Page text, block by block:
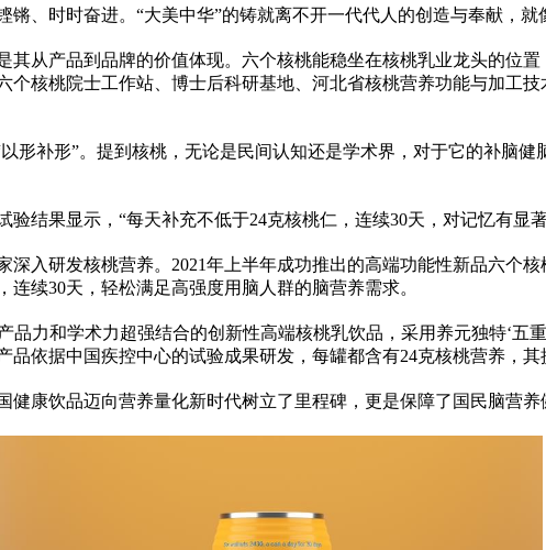
、时时奋进。“大美中华”的铸就离不开一代代人的创造与奉献，就
从产品到品牌的价值体现。六个核桃能稳坐在核桃乳业龙头的位
核桃院士工作站、博士后科研基地、河北省核桃营养功能与加工
形补形”。提到核桃，无论是民间认知还是学术界，对于它的补脑
结果显示，“每天补充不低于24克核桃仁，连续30天，对记忆有显
入研发核桃营养。2021年上半年成功推出的高端功能性新品六个核
续30天，轻松满足高强度用脑人群的脑营养需求。
品力和学术力超强结合的创新性高端核桃乳饮品，采用养元独特‘五
依据中国疾控中心的试验成果研发，每罐都含有24克核桃营养，
健康饮品迈向营养量化新时代树立了里程碑，更是保障了国民脑营